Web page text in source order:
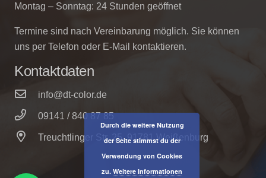
Montag – Sonntag: 24 Stunden geöffnet
Termine sind nach Vereinbarung möglich. Sie können
uns per Telefon oder E-Mail kontaktieren.
Kontaktdaten
info@dt-color.de
09141 / 840 87 85
Treuchtlinger Str. 25, 91781 Weißenburg
Durch die weitere Nutzung
der Seite stimmst du der
Verwendung von Cookies
zu. Weitere Informationen